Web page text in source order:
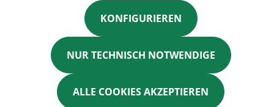
NUR TECHNISCH NOTWENDIGE
KONFIGURIEREN
ALLE COOKIES AKZEPTIEREN